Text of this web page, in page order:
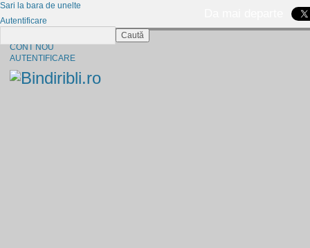
CONT NOU
AUTENTIFICARE
Sari la bara de unelte
Autentificare
Caută